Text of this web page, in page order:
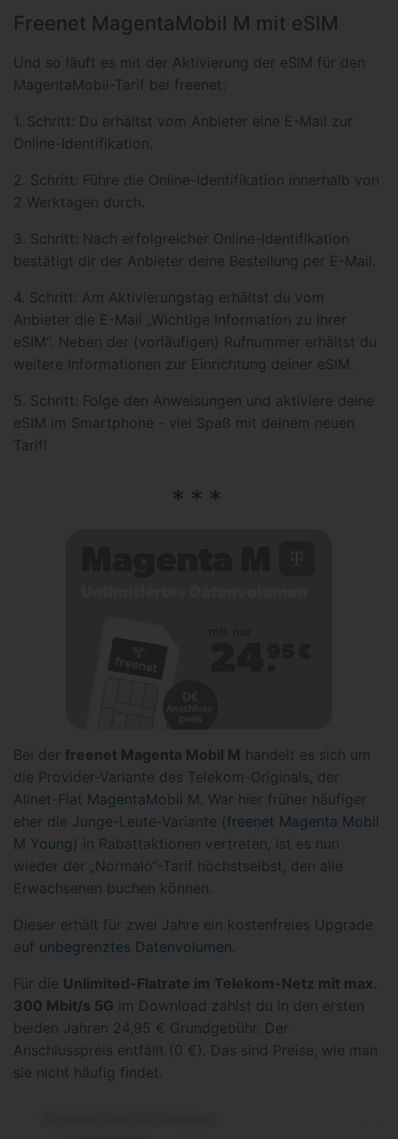
Freenet MagentaMobil M mit eSIM
Und so läuft es mit der Aktivierung der eSIM für den
MagentaMobil-Tarif bei freenet:
1. Schritt: Du erhältst vom Anbieter eine E-Mail zur
Online-Identifikation.
2. Schritt: Führe die Online-Identifikation innerhalb von
2 Werktagen durch.
3. Schritt: Nach erfolgreicher Online-Identifikation
bestätigt dir der Anbieter deine Bestellung per E-Mail.
4. Schritt: Am Aktivierungstag erhältst du vom
Anbieter die E-Mail „Wichtige Information zu Ihrer
eSIM“. Neben der (vorläufigen) Rufnummer erhältst du
weitere Informationen zur Einrichtung deiner eSIM.
5. Schritt: Folge den Anweisungen und aktiviere deine
eSIM im Smartphone - viel Spaß mit deinem neuen
Tarif!
Bei der freenet Magenta Mobil M handelt es sich um
die Provider-Variante des Telekom-Originals, der
Allnet-Flat MagentaMobil M . War hier früher häufiger
eher die Junge-Leute-Variante (freenet Magenta Mobil
M Young) in Rabattaktionen vertreten, ist es nun
wieder der „Normalo“-Tarif höchstselbst, den alle
Erwachsenen buchen können.
Dieser erhält für zwei Jahre ein kostenfreies Upgrade
auf unbegrenztes Datenvolumen
Für die Unlimited-Flatrate im Telekom-Netz mit max.
300 Mbit/s 5G im Download zahlst du in den ersten
beiden Jahren 24,95 € Grundgebühr. Der
Anschlusspreis entfällt (0 €). Das sind Preise, wie man
sie nicht häufig findet.